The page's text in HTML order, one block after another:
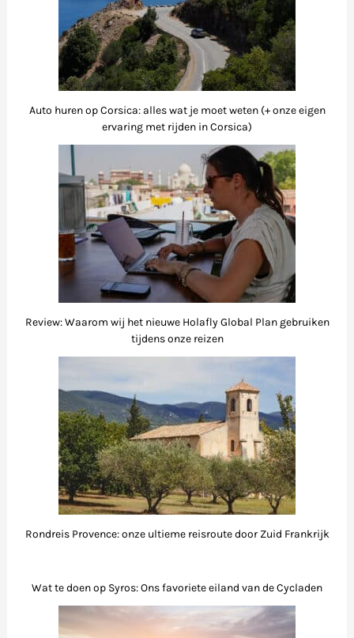
Auto huren op Corsica: alles wat je moet weten (+ onze eigen
ervaring met rijden in Corsica)
Review: Waarom wij het nieuwe Holafly Global Plan gebruiken
tijdens onze reizen
Rondreis Provence: onze ultieme reisroute door Zuid Frankrijk
Wat te doen op Syros: Ons favoriete eiland van de Cycladen